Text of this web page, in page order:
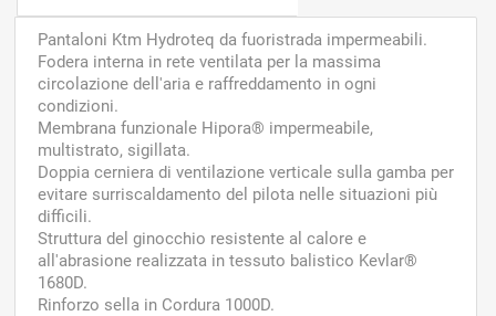
Pantaloni Ktm Hydroteq da fuoristrada impermeabili.
Fodera interna in rete ventilata per la massima
circolazione dell'aria e raffreddamento in ogni
condizioni.
Membrana funzionale Hipora® impermeabile,
multistrato, sigillata.
Doppia cerniera di ventilazione verticale sulla gamba per
evitare surriscaldamento del pilota nelle situazioni più
difficili.
Struttura del ginocchio resistente al calore e
all'abrasione realizzata in tessuto balistico Kevlar®
1680D.
Rinforzo sella in Cordura 1000D.